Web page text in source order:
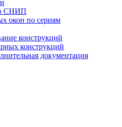
СНИП
окон по сериям
конструкций
конструкций
документация